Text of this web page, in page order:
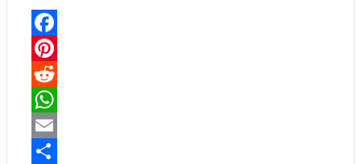
Facebook
Pinterest
Reddit
WhatsApp
Email